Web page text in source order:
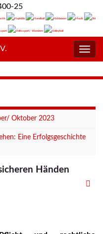
Oktober 2023
Eine Erfolgsgeschichte
Händen